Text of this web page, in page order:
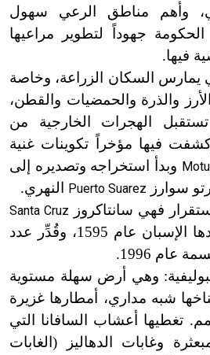
وأهم مناطق الرعي سهول
جهوداً لتطوير مراعيها
فيها.
يمارس السكان الزراعة، وخاصة
والذرة والحمضيات والقطن،
الهجرات الخارجية من
وكشفت فيها مؤخراً تكوينات غنية
وبدأ استخراجه وتصديره إلى
سوارز Puerto Suarez
النهري.
فهي سانتاكروز Santa Cruz
وهي مدينة قديمة شيدها الإسبان عام 1595، وقُدِّر عدد
وهي أرض سهلة مستوية
شبه مداري، أمطارها غزيرة
و1250مم. تغطيها أعشاب السافانا التي
وغابات الدهاليز (الغابات